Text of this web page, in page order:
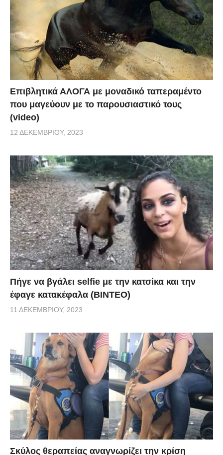
Επιβλητικά ΑΛΟΓΑ με μοναδικό ταπεραμέντο
που μαγεύουν με το παρουσιαστικό τους
(video)
12 ΔΕΚΕΜΒΡΊΟΥ, 2023
Πήγε να βγάλει selfie με την κατσίκα και την
έφαγε κατακέφαλα (ΒΙΝΤΕΟ)
11 ΔΕΚΕΜΒΡΊΟΥ, 2023
Σκύλος θεραπείας αναγνωρίζει την κρίση